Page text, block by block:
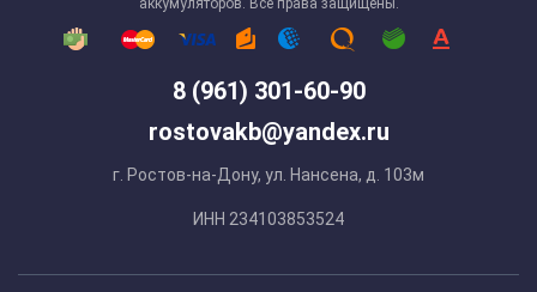
8 (961) 301-60-90
rostovakb@yandex.ru
г. Ростов-на-Дону, ул. Нансена, д. 103м
ИНН 234103853524
аккумуляторов. Все права защищены.